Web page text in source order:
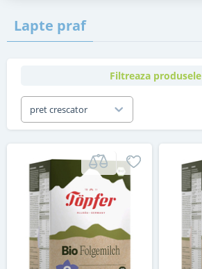
Lapte praf
Filtreaza produsele
pret crescator